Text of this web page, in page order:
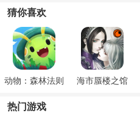
手
猜你喜欢
动物：森林法则
官方版
海市蜃楼之馆
热门游戏